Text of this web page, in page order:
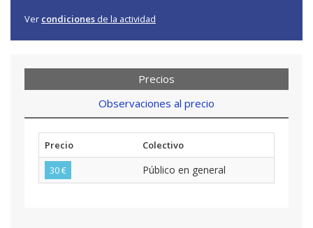
Ver condiciones de la actividad
Precios
Observaciones al precio
Precio
Colectivo
30 €
Público en general